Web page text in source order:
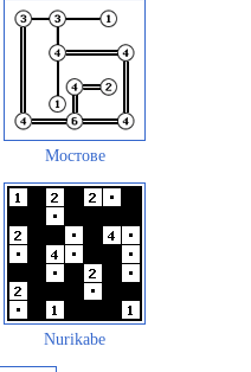
Мостове
Nurikabe